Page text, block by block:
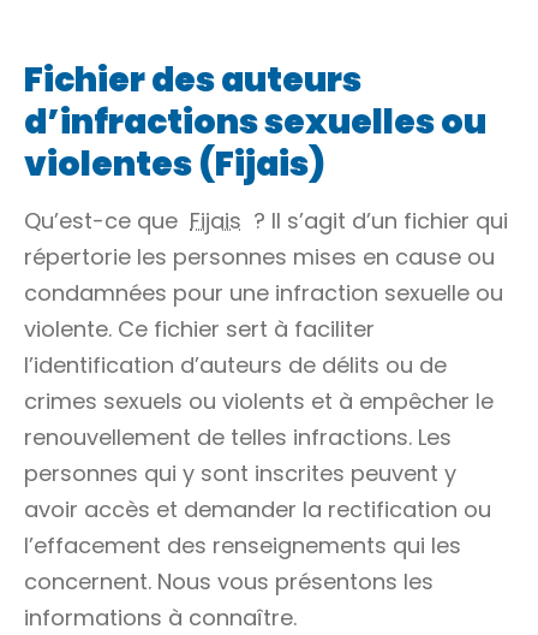
Fichier des auteurs
d’infractions sexuelles ou
violentes (Fijais)
Qu’est-ce que Fijais ? Il s’agit d’un fichier qui
répertorie les personnes mises en cause ou
condamnées pour une infraction sexuelle ou
violente. Ce fichier sert à faciliter
l’identification d’auteurs de délits ou de
crimes sexuels ou violents et à empêcher le
renouvellement de telles infractions. Les
personnes qui y sont inscrites peuvent y
avoir accès et demander la rectification ou
l’effacement des renseignements qui les
concernent. Nous vous présentons les
informations à connaître.